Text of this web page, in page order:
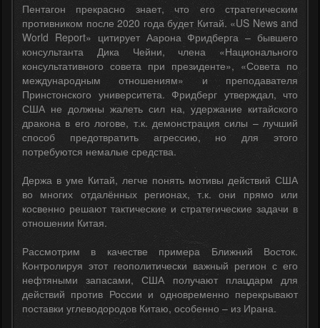
Пентагон прекрасно знает, что его стратегическим
противником после 2020 года будет Китай. «US News and
World Report» цитирует Аарона Фридберга – бывшего
консультанта Дика Чейни, члена «Национального
консультативного совета при президенте», «Совета по
международным отношениям» и преподавателя
Принстонского университета. Фридберг утверждал, что
США не должны жалеть сил на, удержание китайского
дракона в его логове, т.к. демонстрация силы – лучший
способ предотвратить агрессию, но для этого
потребуются немалые средства.
Держа в уме Китай, легче понять мотивы действий США
во многих отдалённых регионах, т.к. они прямо или
косвенно решают тактические и стратегические задачи в
отношении Китая.
Рассмотрим в качестве примера Ближний Восток.
Контролируя этот геополитически важный регион с его
нефтяными запасами, США получают плацдарм для
действий против России и одновременно перекрывают
поставки углеводородов Китаю, особенно – из Ирана.